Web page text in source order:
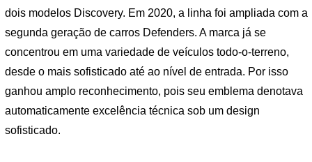
dois modelos Discovery. Em 2020, a linha foi ampliada com a
segunda geração de carros Defenders. A marca já se
concentrou em uma variedade de veículos todo-o-terreno,
desde o mais sofisticado até ao nível de entrada. Por isso
ganhou amplo reconhecimento, pois seu emblema denotava
automaticamente excelência técnica sob um design
sofisticado.